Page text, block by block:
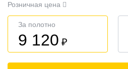
Розничная цена
За полотно
9 120 ₽